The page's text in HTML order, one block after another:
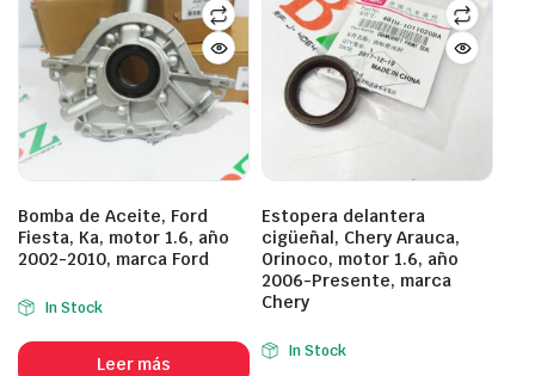
Bomba de Aceite, Ford
Fiesta, Ka, motor 1.6, año
2002-2010, marca Ford
In Stock
Leer más
Estopera delantera
cigüeñal, Chery Arauca,
Orinoco, motor 1.6, año
2006-Presente, marca
Chery
In Stock